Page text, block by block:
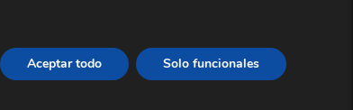
Aceptar todo Solo funcionales